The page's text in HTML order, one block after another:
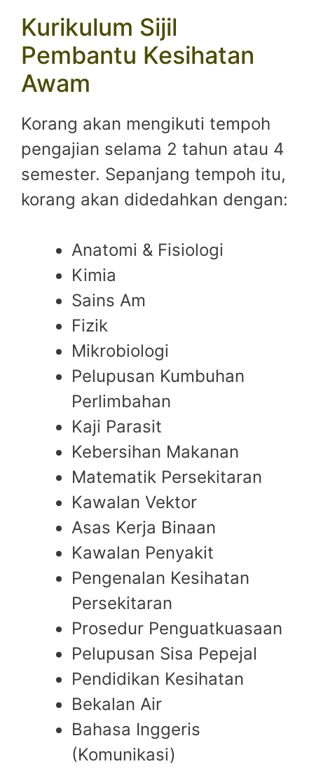
Kurikulum Sijil
Pembantu Kesihatan
Awam
Korang akan mengikuti tempoh
pengajian selama 2 tahun atau 4
semester. Sepanjang tempoh itu,
korang akan didedahkan dengan:
Anatomi & Fisiologi
Kimia
Sains Am
Fizik
Mikrobiologi
Pelupusan Kumbuhan
Perlimbahan
Kaji Parasit
Kebersihan Makanan
Matematik Persekitaran
Kawalan Vektor
Asas Kerja Binaan
Kawalan Penyakit
Pengenalan Kesihatan
Persekitaran
Prosedur Penguatkuasaan
Pelupusan Sisa Pepejal
Pendidikan Kesihatan
Bekalan Air
Bahasa Inggeris
(Komunikasi)